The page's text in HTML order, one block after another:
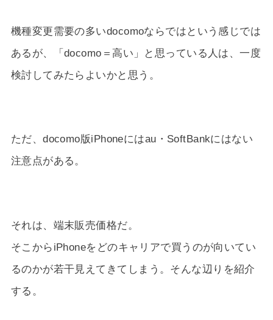
機種変更需要の多いdocomoならではという感じでは
あるが、「docomo＝高い」と思っている人は、一度
検討してみたらよいかと思う。
ただ、docomo版iPhoneにはau・SoftBankにはない
注意点がある。
それは、端末販売価格だ。
そこからiPhoneをどのキャリアで買うのが向いてい
るのかが若干見えてきてしまう。そんな辺りを紹介
する。